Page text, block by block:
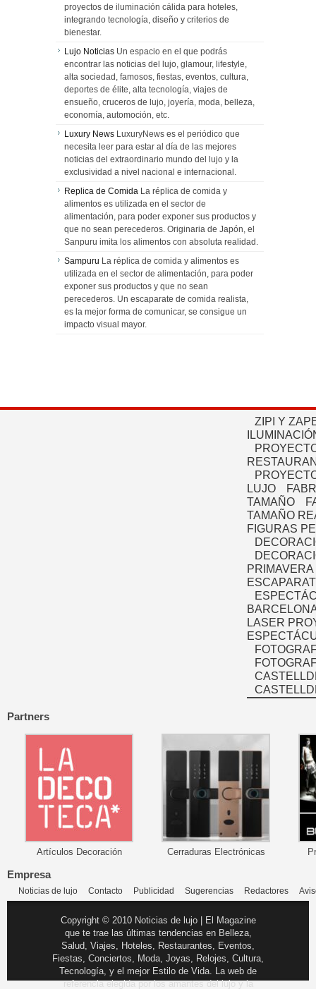
proyectos de iluminación cálida para hoteles,
integrando tecnología, diseño y criterios de
bienestar.
Lujo Noticias Un espacio en el que podrás
encontrar las noticias del lujo, glamour, lifestyle,
alta sociedad, famosos, fiestas, eventos, cultura,
deportes de élite, alta tecnología, viajes de
ensueño, cruceros de lujo, joyería, moda, belleza,
economía, automoción, etc.
Luxury News LuxuryNews es el periódico que
necesita leer para estar al día de las mejores
noticias del extraordinario mundo del lujo y la
exclusividad a nivel nacional e internacional.
Replica de Comida La réplica de comida y
alimentos es utilizada en el sector de
alimentación, para poder exponer sus productos y
que no sean perecederos. Originaria de Japón, el
Sanpuru imita los alimentos con absoluta realidad.
Sampuru La réplica de comida y alimentos es
utilizada en el sector de alimentación, para poder
exponer sus productos y que no sean
perecederos. Un escaparate de comida realista,
es la mejor forma de comunicar, se consigue un
impacto visual mayor.
ZIPI Y
LUJO
TAMAÑO
TAMAÑO
FIGURAS
PRIMAVERA
LASER
Partners
Artículos Decoración Cerraduras Electrónicas
Empresa
Noticias de lujo Contacto Publicidad Sugerencias Redactores
Copyright © 2010 Noticias de lujo | El Magazine
que te trae las últimas tendencias en Belleza,
Salud, Viajes, Hoteles, Restaurantes, Eventos,
Fiestas, Conciertos, Moda, Joyas, Relojes, Cultura,
Tecnología, y el mejor Estilo de Vida. La web de
referencia elegida por los amantes del lujo y la